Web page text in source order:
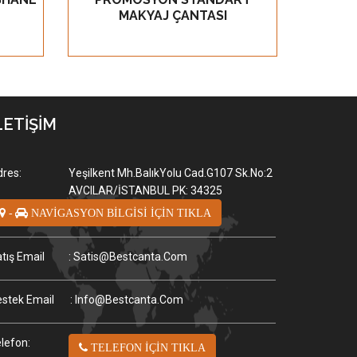
MAKYAJ ÇANTASI
Yeşilkent Mh.BalıkYolu Cad.G107 Sk.No:2
AVCILAR/İSTANBUL PK: 34325
- NAVİGASYON BİLGİSİ İÇİN TIKLA
Email : Satis@bestcanta.com
Email : Info@bestcanta.com
TELEFON İÇİN TIKLA